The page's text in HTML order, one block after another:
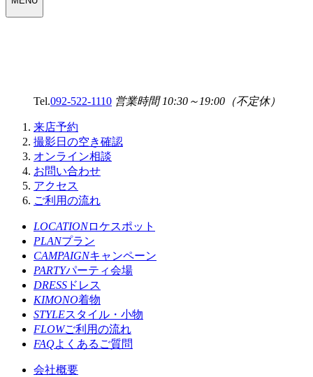
Tel.092-522-1110 営業時間 10:30～19:00（不定休）
来店予約
撮影日の空き確認
オンライン相談
お問い合わせ
アクセス
ご利用の流れ
LOCATIONロケスポット
PLANプラン
CAMPAIGNキャンペーン
PARTYパーティ会場
DRESS ドレス
KIMONO着物
STYLEスタイル・小物
FLOWご利用の流れ
FAQよくあるご質問
会社概要